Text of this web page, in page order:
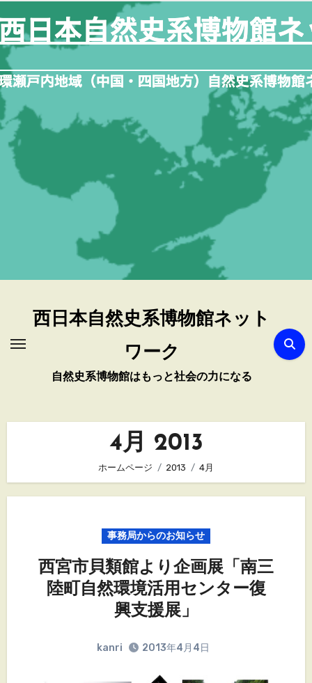
容
を
ス
キ
ッ
プ
西日本自然史系博物館ネット
ワーク
自然史系博物館はもっと社会の力になる
4月 2013
ホームページ 2013 4月
事務局からのお知らせ
西宮市貝類館より企画展「南三
陸町自然環境活用センター復
興支援展」
kanri 2013年4月4日